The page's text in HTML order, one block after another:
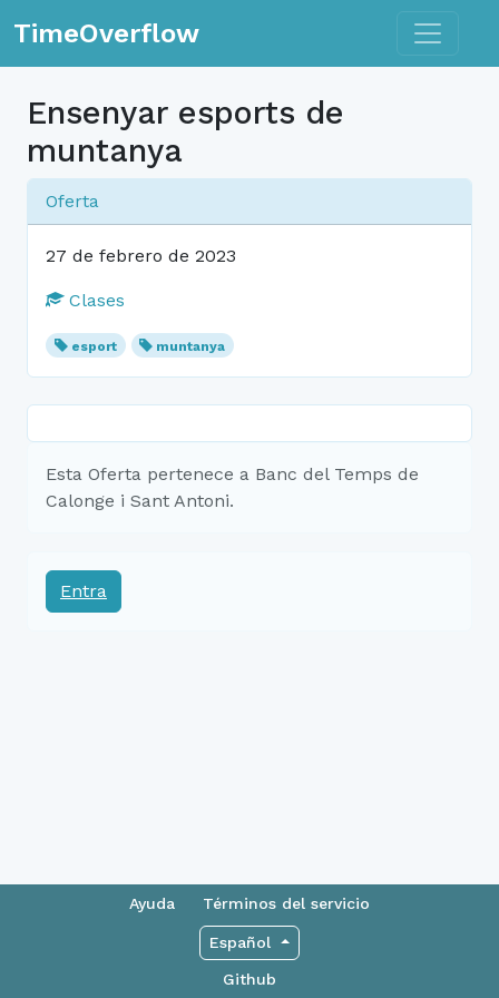
TimeOverflow Toggle
Ensenyar esports de
muntanya
Oferta
27 de febrero de 2023
Clases
esport muntanya
Esta Oferta pertenece a Banc del Temps de
Calonge i Sant Antoni.
Entra
Ayuda Términos del servicio
Español
Github